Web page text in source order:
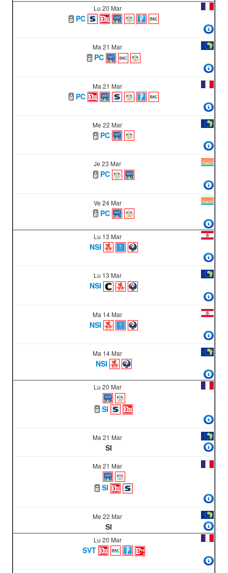
Lu 20 Mar
PC
Ma 21 Mar
PC
Ma 21 Mar
PC
Me 22 Mar
PC
Je 23 Mar
PC
Ve 24 Mar
PC
Lu 13 Mar
NSI
Lu 13 Mar
NSI
Ma 14 Mar
NSI
Ma 14 Mar
NSI
Lu 20 Mar
SI
Ma 21 Mar
SI
Ma 21 Mar
SI
Me 22 Mar
SI
Lu 20 Mar
SVT